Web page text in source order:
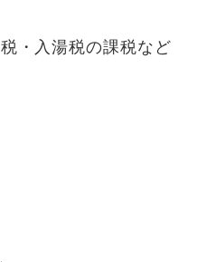
・入湯税の課税など